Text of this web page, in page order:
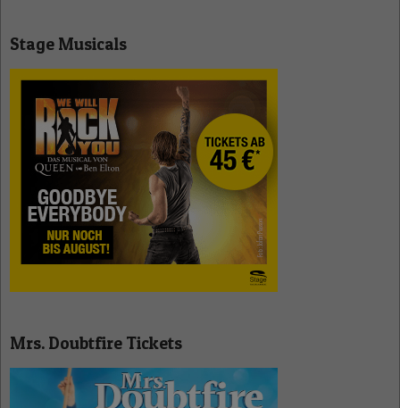
Stage Musicals
Mrs. Doubtfire Tickets